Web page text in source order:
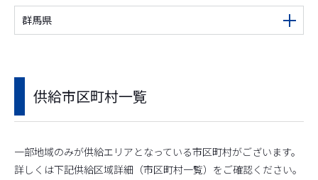
群馬県
供給市区町村一覧
一部地域のみが供給エリアとなっている市区町村がございます。
詳しくは下記供給区域詳細（市区町村一覧）をご確認ください。